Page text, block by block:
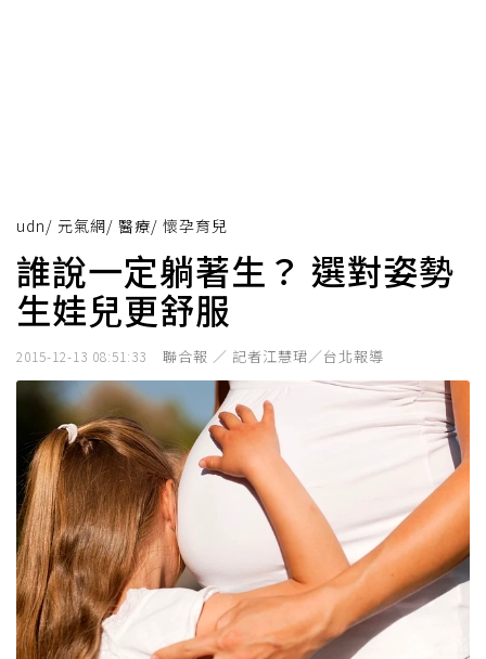
udn/ 元氣網/ 醫療/ 懷孕育兒
誰說一定躺著生？ 選對姿勢
生娃兒更舒服
2015-12-13 08:51:33 聯合報 ／ 記者江慧珺／台北報導